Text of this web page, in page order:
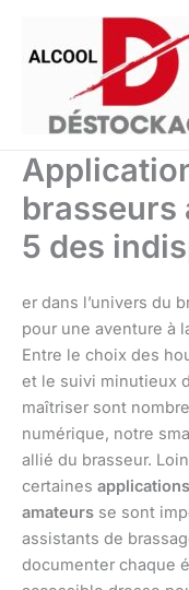
contenu
brasseurs
5 des
er dans l’univers du
pour une aventure à
Entre le choix des
et le suivi minutieux
maîtriser sont
numérique, notre
allié du brasseur.
certaines
amateurs se sont
assistants de
documenter chaque